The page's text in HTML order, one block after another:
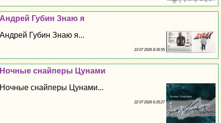
Андрей Губин Знаю я
Андрей Губин Знаю я...
23 07 2026 8:35:55
Ночные снайперы Цунами
Ночные снайперы Цунами...
22 07 2026 6:35:27